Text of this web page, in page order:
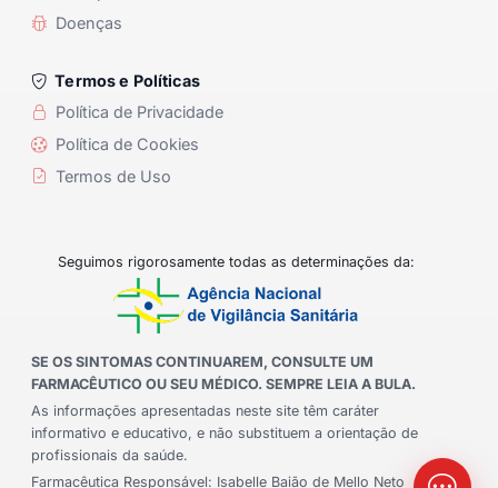
Doenças
Termos e Políticas
Política de Privacidade
Política de Cookies
Termos de Uso
Seguimos rigorosamente todas as determinações da:
SE OS SINTOMAS CONTINUAREM, CONSULTE UM
FARMACÊUTICO OU SEU MÉDICO. SEMPRE LEIA A BULA.
As informações apresentadas neste site têm caráter
informativo e educativo, e não substituem a orientação de
profissionais da saúde.
Farmacêutica Responsável: Isabelle Baião de Mello Neto